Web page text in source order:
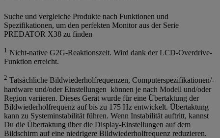
Suche und vergleiche Produkte nach Funktionen und
Spezifikationen, um den perfekten Monitor aus der Serie
PREDATOR X38 zu finden
1 Nicht-native G2G-Reaktionszeit. Wird dank der LCD-Overdrive-
Funktion erreicht.
2 Tatsächliche Bildwiederholfrequenzen, Computerspezifikationen/-
hardware und/oder Einstellungen können je nach Modell und/oder
Region variieren. Dieses Gerät wurde für eine Übertaktung der
Bildwiederholfrequenz auf bis zu 175 Hz entwickelt. Übertaktung
kann zu Systeminstabilität führen. Wenn Instabilität auftritt, kannst
Du die Übertaktung über die Display-Einstellungen auf dem
Bildschirm auf eine niedrigere Bildwiederholfrequenz reduzieren.